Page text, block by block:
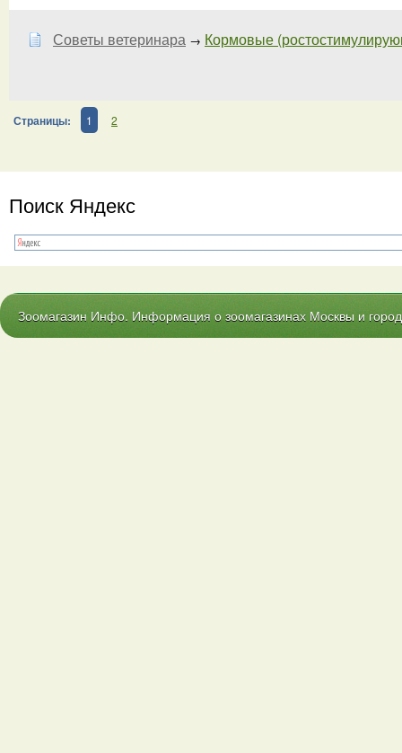
Советы ветеринара → Кормовые
Страницы: 1 2
Поиск Яндекс
Зоомагазин Инфо. Информация о зоомагазинах Москвы и